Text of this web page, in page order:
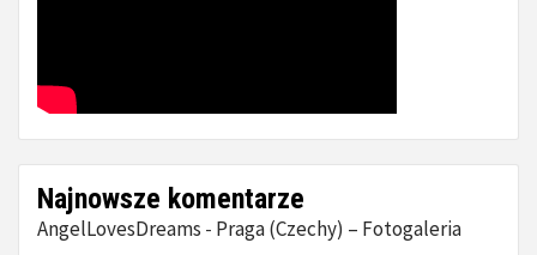
Najnowsze komentarze
AngelLovesDreams - Praga (Czechy) – Fotogaleria